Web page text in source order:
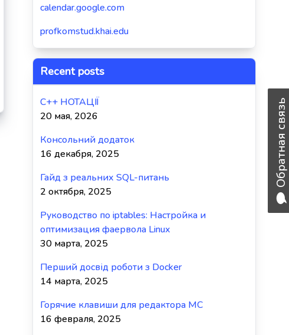
calendar.google.com
profkomstud.khai.edu
Recent posts
C++ НОТАЦІЇ
20 мая, 2026
Консольний додаток
16 декабря, 2025
Гайд з реальних SQL-питань
2 октября, 2025
Руководство по iptables: Настройка и
оптимизация фаервола Linux
30 марта, 2025
Перший досвід роботи з Docker
14 марта, 2025
Горячие клавиши для редактора MC
16 февраля, 2025
Обратная связь